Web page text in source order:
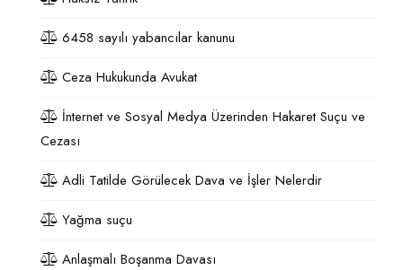
6458 sayılı yabancılar kanunu
Ceza Hukukunda Avukat
İnternet ve Sosyal Medya Üzerinden Hakaret Suçu ve
Cezası
Adli Tatilde Görülecek Dava ve İşler Nelerdir
Yağma suçu
Anlaşmalı Boşanma Davası